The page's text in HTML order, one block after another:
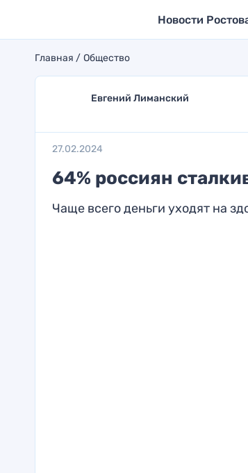
Новости
Главная Общество
Евгений Лиманский
27.02.2024
64% россиян
Чаще всего деньги уходят на